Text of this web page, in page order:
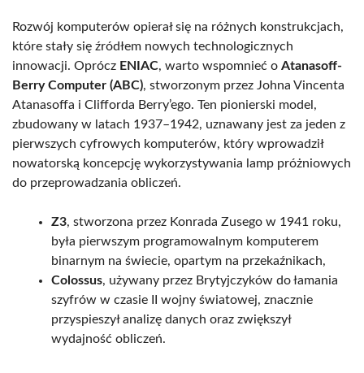
Rozwój komputerów opierał się na różnych konstrukcjach,
które stały się źródłem nowych technologicznych
innowacji. Oprócz ENIAC, warto wspomnieć o Atanasoff-
Berry Computer (ABC), stworzonym przez Johna Vincenta
Atanasoffa i Clifforda Berry’ego. Ten pionierski model,
zbudowany w latach 1937–1942, uznawany jest za jeden z
pierwszych cyfrowych komputerów, który wprowadził
nowatorską koncepcję wykorzystywania lamp próżniowych
do przeprowadzania obliczeń.
Z3, stworzona przez Konrada Zusego w 1941 roku,
była pierwszym programowalnym komputerem
binarnym na świecie, opartym na przekaźnikach,
Colossus, używany przez Brytyjczyków do łamania
szyfrów w czasie II wojny światowej, znacznie
przyspieszył analizę danych oraz zwiększył
wydajność obliczeń.